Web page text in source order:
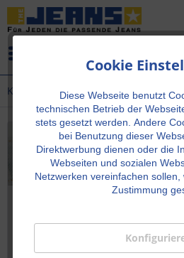
Cookie
Diese Webseite benutzt
technischen Betrieb der
stets gesetzt werden. Andere
bei Benutzung dieser
Direktwerbung dienen oder die
Webseiten und sozialen
Netzwerken vereinfachen
Zustimmung
Kate
Straight Fit mit perfektem
Qualität